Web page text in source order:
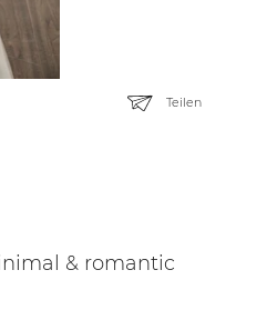
& romantic
Teilen